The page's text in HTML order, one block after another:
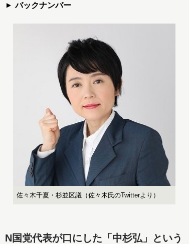
バックナンバー
佐々木千夏・杉並区議（佐々木氏のTwitterより）
N国党代表が口にした「中杉弘」という